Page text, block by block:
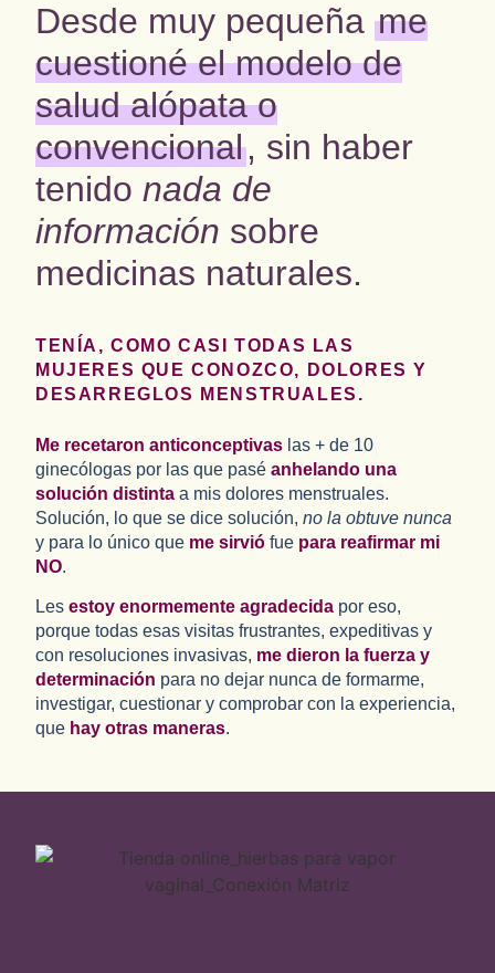
Desde muy pequeña me
cuestioné el modelo de
salud alópata o
convencional, sin haber
tenido nada de
información sobre
medicinas naturales.
TENÍA, COMO CASI TODAS LAS
MUJERES QUE CONOZCO, DOLORES Y
DESARREGLOS MENSTRUALES.
Me recetaron anticonceptivas las + de 10
ginecólogas por las que pasé anhelando una
solución distinta a mis dolores menstruales.
Solución, lo que se dice solución, no la obtuve nunca
y para lo único que me sirvió fue para reafirmar mi
NO.
Les estoy enormemente agradecida por eso,
porque todas esas visitas frustrantes, expeditivas y
con resoluciones invasivas, me dieron la fuerza y
determinación para no dejar nunca de formarme,
investigar, cuestionar y comprobar con la experiencia,
que hay otras maneras.